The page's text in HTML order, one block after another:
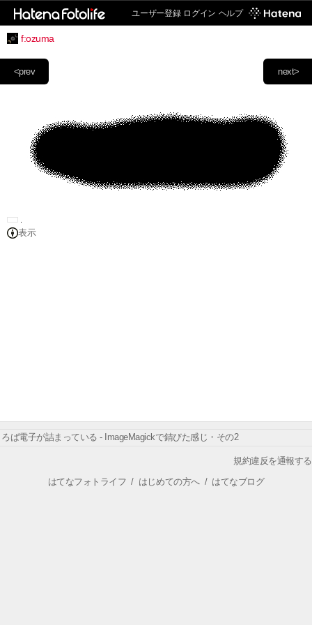
ユーザー登録 ログイン ヘルプ
f:ozuma
next>
<prev
表示
ろば電子が詰まっている - ImageMagickで錆びた感じ・その2
規約違反を通報する
はてなフォトライフ / はじめての方へ/ はてなブログ